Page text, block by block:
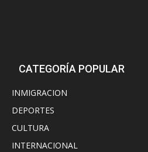
CATEGORÍA POPULAR
INMIGRACION
DEPORTES
CULTURA
INTERNACIONAL